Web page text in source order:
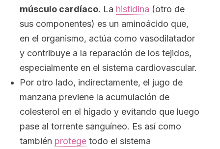
músculo cardíaco. La histidina (otro de
sus componentes) es un aminoácido que,
en el organismo, actúa como vasodilatador
y contribuye a la reparación de los tejidos,
especialmente en el sistema cardiovascular.
Por otro lado, indirectamente, el jugo de
manzana previene la acumulación de
colesterol en el hígado y evitando que luego
pase al torrente sanguíneo. Es así como
también protege todo el sistema